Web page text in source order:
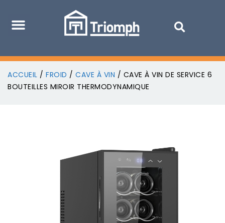
ACCUEIL / FROID / CAVE À VIN / CAVE À VIN DE SERVICE 6
BOUTEILLES MIROIR THERMODYNAMIQUE